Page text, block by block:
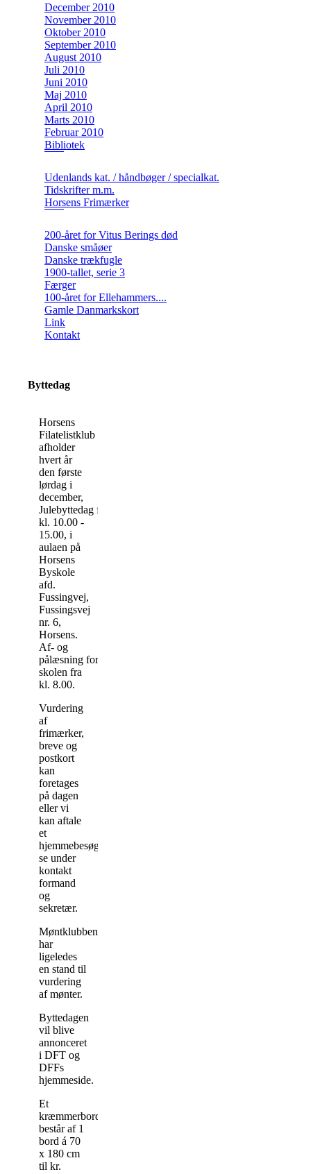
December 2010
November 2010
Oktober 2010
September 2010
August 2010
Juli 2010
Juni 2010
Maj 2010
April 2010
Marts 2010
Februar 2010
Bibliotek
Udenlands kat. / håndbøger / specialkat.
Tidskrifter m.m.
Horsens Frimærker
200-året for Vitus Berings død
Danske småøer
Danske trækfugle
1900-tallet, serie 3
Færger
100-året for Ellehammers....
Gamle Danmarkskort
Link
Kontakt
Byttedag
Horsens
Filatelistklub
afholder
hvert år
den første
lørdag i
december,
Julebyttedag fra
kl. 10.00 -
15.00, i
aulaen på
Horsens
Byskole
afd.
Fussingvej,
Fussingsvej
nr. 6,
Horsens.
Af- og
pålæsning foran
skolen fra
kl. 8.00.
Vurdering
af
frimærker,
breve og
postkort
kan
foretages
på dagen
eller vi
kan aftale
et
hjemmebesøg
se under
kontakt
formand
og
sekretær.
Møntklubben
har
ligeledes
en stand til
vurdering
af mønter.
Byttedagen
vil blive
annonceret
i DFT og
DFFs
hjemmeside.
Et
kræmmerbord
består af 1
bord á 70
x 180 cm
til kr.